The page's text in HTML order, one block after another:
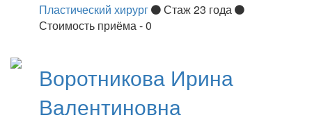
Пластический хирург
Стаж 23 года
Стоимость приёма - 0
Воротникова Ирина
Валентиновна